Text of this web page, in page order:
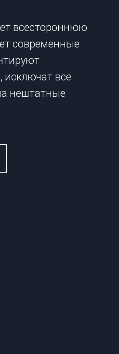
всестороннюю
современные
исключат все
нештатные